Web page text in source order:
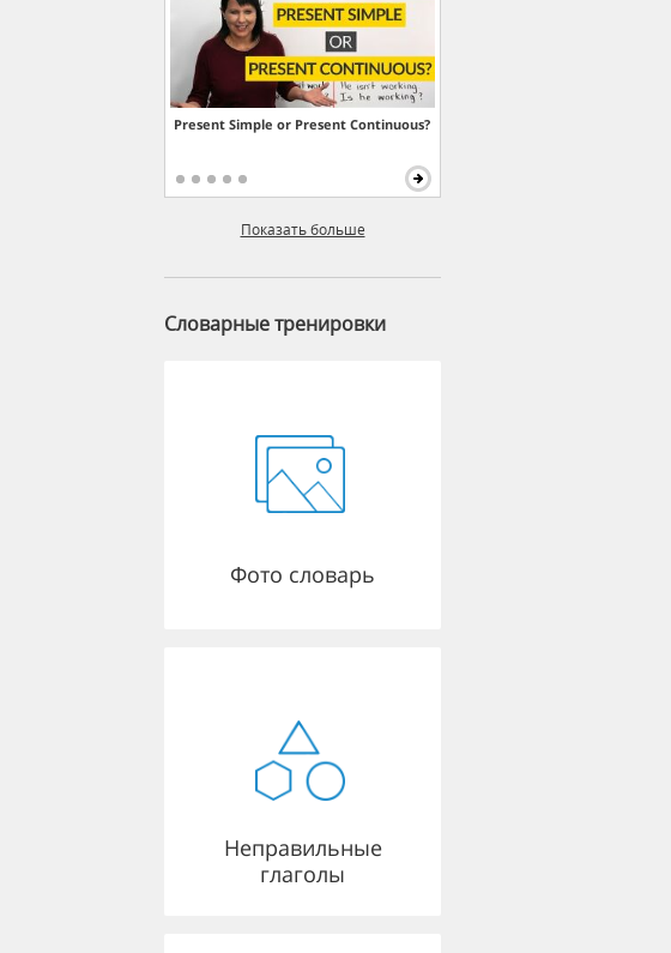
Present Simple or Present Continuous?
Показать больше
Словарные тренировки
Фото словарь
Неправильные
глаголы